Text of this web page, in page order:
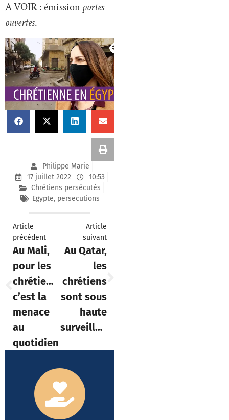
A VOIR : émission portes
ouvertes.
Philippe Marie
17 juillet 2022
10:53
Chrétiens persécutés
Egypte, persecutions
Article
précédent
Au Mali,
pour les
chrétiens,
c’est la
menace
au
quotidien
Article
suivant
Au Qatar,
les
chrétiens
sont sous
haute
surveillance